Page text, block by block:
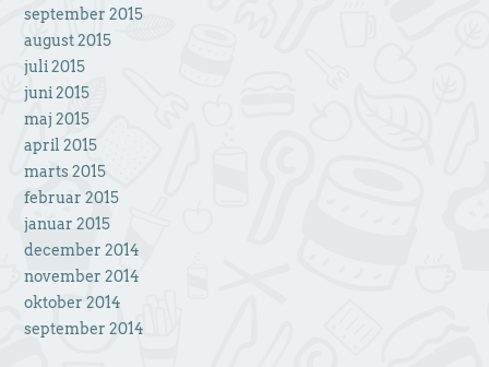
september 2015
august 2015
juli 2015
juni 2015
maj 2015
april 2015
marts 2015
februar 2015
januar 2015
december 2014
november 2014
oktober 2014
september 2014